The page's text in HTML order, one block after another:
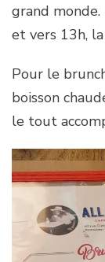
grand
et vers 13h,
Pour le
boisson
le tout